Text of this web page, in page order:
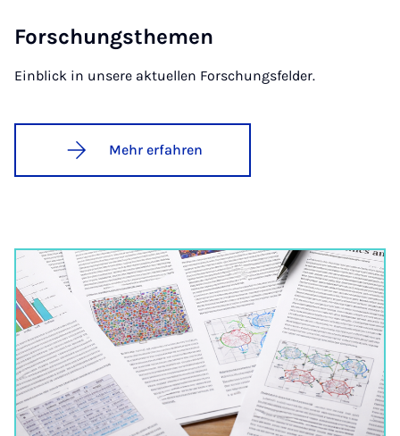
For­schungs­the­men
Einblick in unsere aktuellen Forschungsfelder.
Mehr erfahren